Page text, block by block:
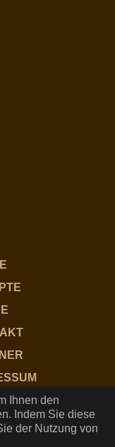
Ihnen den
Indem Sie diese
der Nutzung von